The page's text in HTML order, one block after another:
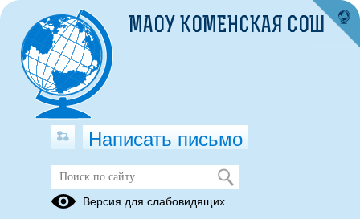
Выпуск №3 (26). Ноябрь 2019
МАОУ КОМЕНСКАЯ СОШ
Написать письмо
Версия для слабовидящих